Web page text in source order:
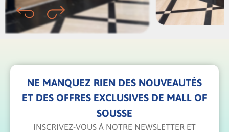
NE MANQUEZ RIEN DES NOUVEAUTÉS
ET DES OFFRES EXCLUSIVES DE MALL OF
SOUSSE
INSCRIVEZ-VOUS À NOTRE NEWSLETTER ET